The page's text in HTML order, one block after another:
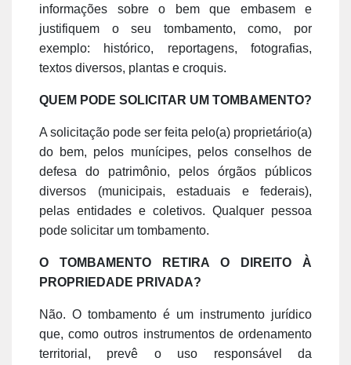
informações sobre o bem que embasem e
justifiquem o seu tombamento, como, por
exemplo: histórico, reportagens, fotografias,
textos diversos, plantas e croquis.
QUEM PODE SOLICITAR UM TOMBAMENTO?
A solicitação pode ser feita pelo(a) proprietário(a)
do bem, pelos munícipes, pelos conselhos de
defesa do patrimônio, pelos órgãos públicos
diversos (municipais, estaduais e federais),
pelas entidades e coletivos. Qualquer pessoa
pode solicitar um tombamento.
O TOMBAMENTO RETIRA O DIREITO À
PROPRIEDADE PRIVADA?
Não. O tombamento é um instrumento jurídico
que, como outros instrumentos de ordenamento
territorial, prevê o uso responsável da